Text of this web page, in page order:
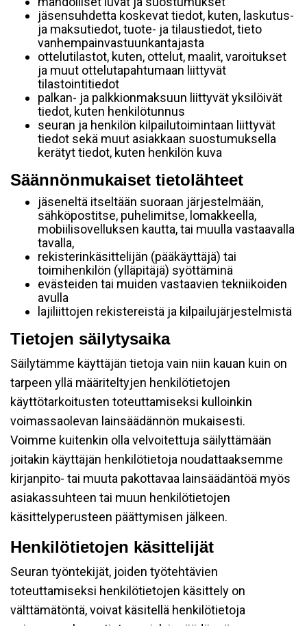
jäsensuhdetta koskevat tiedot, kuten, laskutus-
ja maksutiedot, tuote- ja tilaustiedot, tieto
vanhempainvastuunkantajasta
ottelutilastot, kuten, ottelut, maalit, varoitukset
ja muut ottelutapahtumaan liittyvät
tilastointitiedot
palkan- ja palkkionmaksuun liittyvät yksilöivät
tiedot, kuten henkilötunnus
seuran ja henkilön kilpailutoimintaan liittyvät
tiedot sekä muut asiakkaan suostumuksella
kerätyt tiedot, kuten henkilön kuva
Säännönmukaiset tietolähteet
jäseneltä itseltään suoraan järjestelmään,
sähköpostitse, puhelimitse, lomakkeella,
mobiilisovelluksen kautta, tai muulla vastaavalla
tavalla,
rekisterinkäsittelijän (pääkäyttäjä) tai
toimihenkilön (ylläpitäjä) syöttäminä
evästeiden tai muiden vastaavien tekniikoiden
avulla
lajiliittojen rekistereistä ja kilpailujärjestelmistä
Tietojen säilytysaika
Säilytämme käyttäjän tietoja vain niin kauan kuin on
tarpeen yllä määriteltyjen henkilötietojen
käyttötarkoitusten toteuttamiseksi kulloinkin
voimassaolevan lainsäädännön mukaisesti.
Voimme kuitenkin olla velvoitettuja säilyttämään
joitakin käyttäjän henkilötietoja noudattaaksemme
kirjanpito- tai muuta pakottavaa lainsäädäntöä myös
asiakassuhteen tai muun henkilötietojen
käsittelyperusteen päättymisen jälkeen.
Henkilötietojen käsittelijät
Seuran työntekijät, joiden työtehtävien
toteuttamiseksi henkilötietojen käsittely on
välttämätöntä, voivat käsitellä henkilötietoja